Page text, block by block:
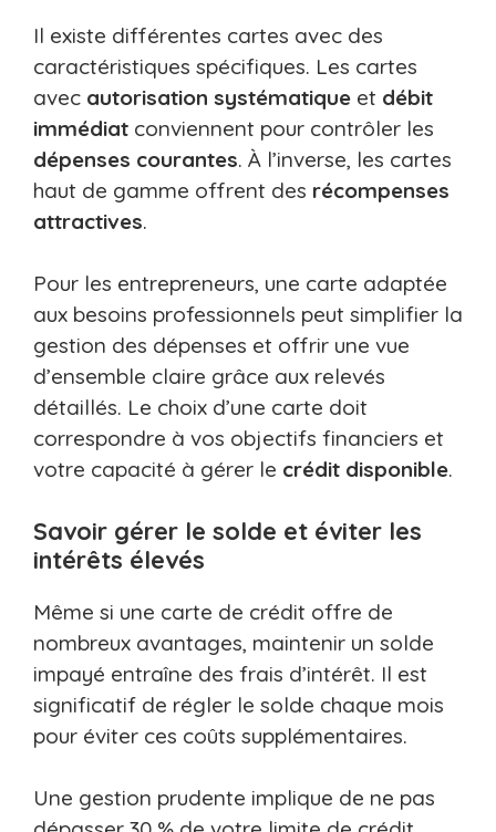
Il existe différentes cartes avec des
caractéristiques spécifiques. Les cartes
avec autorisation systématique et débit
immédiat conviennent pour contrôler les
dépenses courantes. À l’inverse, les cartes
haut de gamme offrent des récompenses
attractives.
Pour les entrepreneurs, une carte adaptée
aux besoins professionnels peut simplifier la
gestion des dépenses et offrir une vue
d’ensemble claire grâce aux relevés
détaillés. Le choix d’une carte doit
correspondre à vos objectifs financiers et
votre capacité à gérer le crédit disponible.
Savoir gérer le solde et éviter les
intérêts élevés
Même si une carte de crédit offre de
nombreux avantages, maintenir un solde
impayé entraîne des frais d’intérêt. Il est
significatif de régler le solde chaque mois
pour éviter ces coûts supplémentaires.
Une gestion prudente implique de ne pas